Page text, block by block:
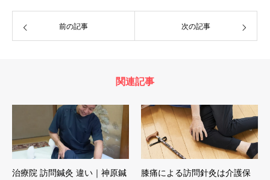
前の記事 次の記事
関連記事
治療院 訪問鍼灸 違い｜神原鍼
膝痛による訪問針灸は介護保